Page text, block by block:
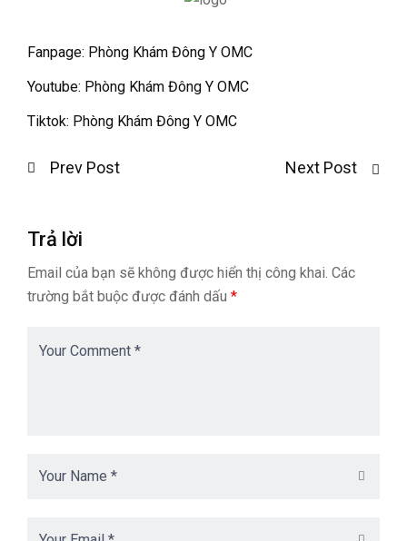
Fanpage: Phòng Khám Đông Y OMC
Youtube: Phòng Khám Đông Y OMC
Tiktok: Phòng Khám Đông Y OMC
Prev Post Next Post
Trả lời
Email của bạn sẽ không được hiển thị công khai. Các
trường bắt buộc được đánh dấu *